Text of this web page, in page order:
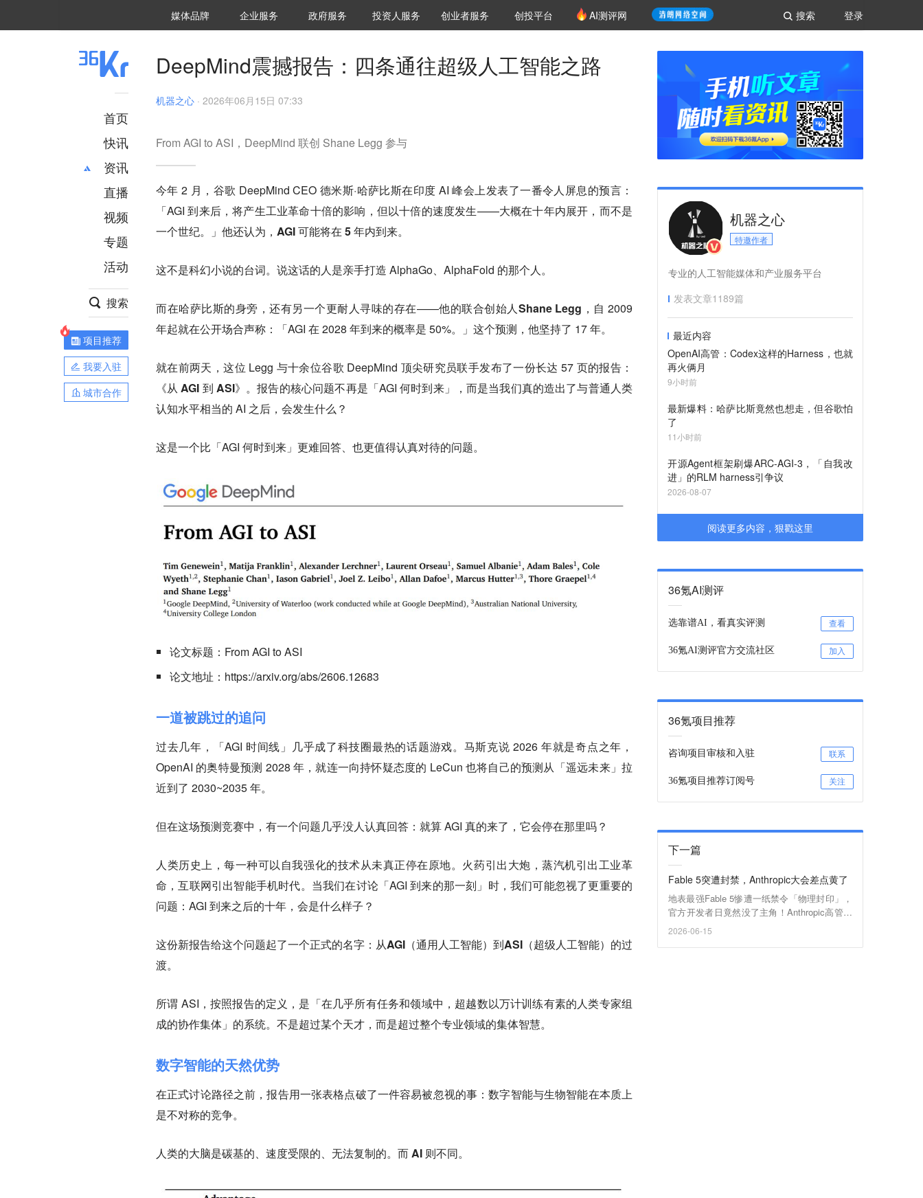
登录
搜索
媒体品牌 36Kr研究院
企业服务 城市之窗
政府服务 VClub投资机构库
投资机构职位推介
投资人服务 创投氪堂
创业者服务 创投平台 AI测评网
首页
快讯
资讯
推荐
财经
项目推荐
安徽
直播
视频
专题
活动
搜索
项目推荐
我要入驻
城市合作
DeepMind震撼报告：四条通往超级人工智能之路
机器之心 · 2026年06月15日 07:33
From AGI to ASI，DeepMind 联创 Shane Legg 参与
今年 2 月，谷歌 DeepMind CEO 德米斯·哈萨比斯在印度 AI 峰会上发表了一番令人屏息的预言：
「AGI 到来后，将产生工业革命十倍的影响，但以十倍的速度发生——大概在十年内展开，而不是
一个世纪。」他还认为， AGI 可能将在 5 年内到来。
这不是科幻小说的台词。说这话的人是亲手打造 AlphaGo、AlphaFold 的那个人。
而在哈萨比斯的身旁，还有另一个更耐人寻味的存在——他的联合创始人Shane Legg ，自 2009
年起就在公开场合声称：「AGI 在 2028 年到来的概率是 50%。」这个预测，他坚持了 17 年。
就在前两天，这位 Legg 与十余位谷歌 DeepMind 顶尖研究员联手发布了一份长达 57 页的报告：
《从 AGI 到 ASI》。报告的核心问题不再是「AGI 何时到来」，而是当我们真的造出了与普通人类
认知水平相当的 AI 之后，会发生什么？
这是一个比「AGI 何时到来」更难回答、也更值得认真对待的问题。
论文标题：From AGI to ASI
论文地址：https://arxiv.org/abs/2606.12683
一道被跳过的追问
过去几年，「AGI 时间线」几乎成了科技圈最热的话题游戏。马斯克说 2026 年就是奇点之年，
OpenAI 的奥特曼预测 2028 年，就连一向持怀疑态度的 LeCun 也将自己的预测从「遥远未来」拉
近到了 2030~2035 年。
但在这场预测竞赛中，有一个问题几乎没人认真回答：就算 AGI 真的来了，它会停在那里吗？
人类历史上，每一种可以自我强化的技术从未真正停在原地。火药引出大炮，蒸汽机引出工业革
命，互联网引出智能手机时代。当我们在讨论「AGI 到来的那一刻」时，我们可能忽视了更重要的
问题：AGI 到来之后的十年，会是什么样子？
这份新报告给这个问题起了一个正式的名字：从AGI（通用人工智能） 到ASI（超级人工智能） 的过
渡。
所谓 ASI，按照报告的定义，是「在几乎所有任务和领域中，超越数以万计训练有素的人类专家组
成的协作集体 」的系统。不是超过某个天才，而是超过整个专业领域的集体智慧。
数字智能的天然优势
在正式讨论路径之前，报告用一张表格点破了一件容易被忽视的事：数字智能与生物智能在本质上
是不对称的竞争。
人类的大脑是碳基的、速度受限的、无法复制的。而 AI 则不同。
机器之心
特邀作者
专业的人工智能媒体和产业服务平台
发表文章1189篇
最近内容
OpenAI高管：Codex这样的Harness，也就
再火俩月
9小时前
最新爆料：哈萨比斯竟然也想走，但谷歌怕
了
11小时前
开源Agent框架刷爆ARC-AGI-3，「自我改
进」的RLM harness引争议
2026-08-07
阅读更多内容，狠戳这里
36氪AI测评
选靠谱AI，看真实评测 查看
36氪AI测评官方交流社区 加入
36氪项目推荐
咨询项目审核和入驻 联系
36氪项目推荐订阅号 关注
下一篇
Fable 5突遭封禁，Anthropic大会差点黄了
地表最强Fable 5惨遭一纸禁令「物理封印」，
官方开发者日竟然没了主角！Anthropic高管连
夜飞往华盛顿灭火，全网都在等一个反转。
2026-06-15